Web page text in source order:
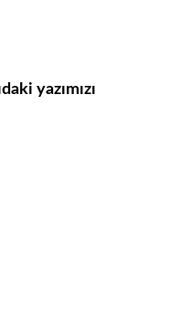
yazımızı